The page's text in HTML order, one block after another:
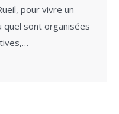
pour vivre un
quel sont organisées